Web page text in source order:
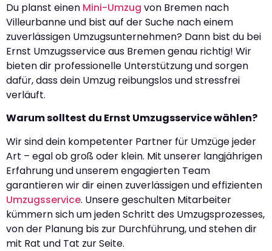
Du planst einen Mini-Umzug von Bremen nach
Villeurbanne und bist auf der Suche nach einem
zuverlässigen Umzugsunternehmen? Dann bist du bei
Ernst Umzugsservice aus Bremen genau richtig! Wir
bieten dir professionelle Unterstützung und sorgen
dafür, dass dein Umzug reibungslos und stressfrei
verläuft.
Warum solltest du Ernst Umzugsservice wählen?
Wir sind dein kompetenter Partner für Umzüge jeder
Art – egal ob groß oder klein. Mit unserer langjährigen
Erfahrung und unserem engagierten Team
garantieren wir dir einen zuverlässigen und effizienten
Umzugsservice. Unsere geschulten Mitarbeiter
kümmern sich um jeden Schritt des Umzugsprozesses,
von der Planung bis zur Durchführung, und stehen dir
mit Rat und Tat zur Seite.